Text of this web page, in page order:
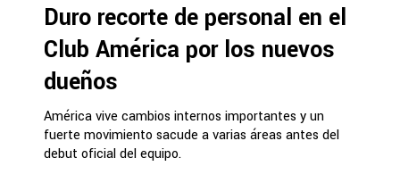
Duro recorte de personal en el
Club América por los nuevos
dueños
América vive cambios internos importantes y un
fuerte movimiento sacude a varias áreas antes del
debut oficial del equipo.